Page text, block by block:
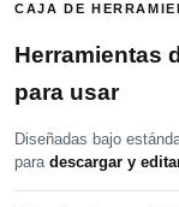
CAJA DE
Herramientas
para usar
Diseñadas bajo
paradescargar y